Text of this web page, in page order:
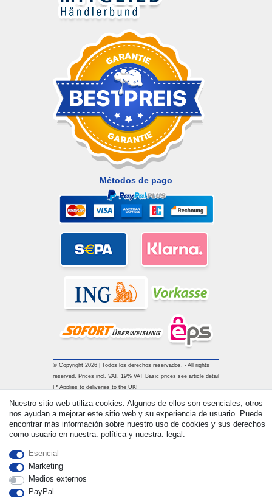
Métodos de pago
© Copyright 2026 | Todos los derechos reservados. - All rights
reserved. Prices incl. VAT. 19% VAT Basic prices see article detail
| * Applies to deliveries to the UK!
Nuestro sitio web utiliza cookies. Algunos de ellos son esenciales, otros
nos ayudan a mejorar este sitio web y su experiencia de usuario. Puede
encontrar más información sobre nuestro uso de cookies y sus derechos
como usuario en nuestra: política y nuestra: legal.
Esencial
Marketing
Medios externos
PayPal
Withdraw from contract here Contacto